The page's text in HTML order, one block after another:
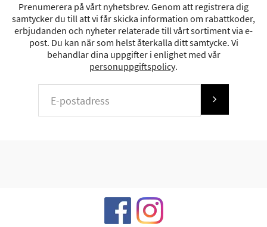
Prenumerera på vårt nyhetsbrev. Genom att registrera dig
samtycker du till att vi får skicka information om rabattkoder,
erbjudanden och nyheter relaterade till vårt sortiment via e-
post. Du kan när som helst återkalla ditt samtycke. Vi
behandlar dina uppgifter i enlighet med vår
personuppgiftspolicy.